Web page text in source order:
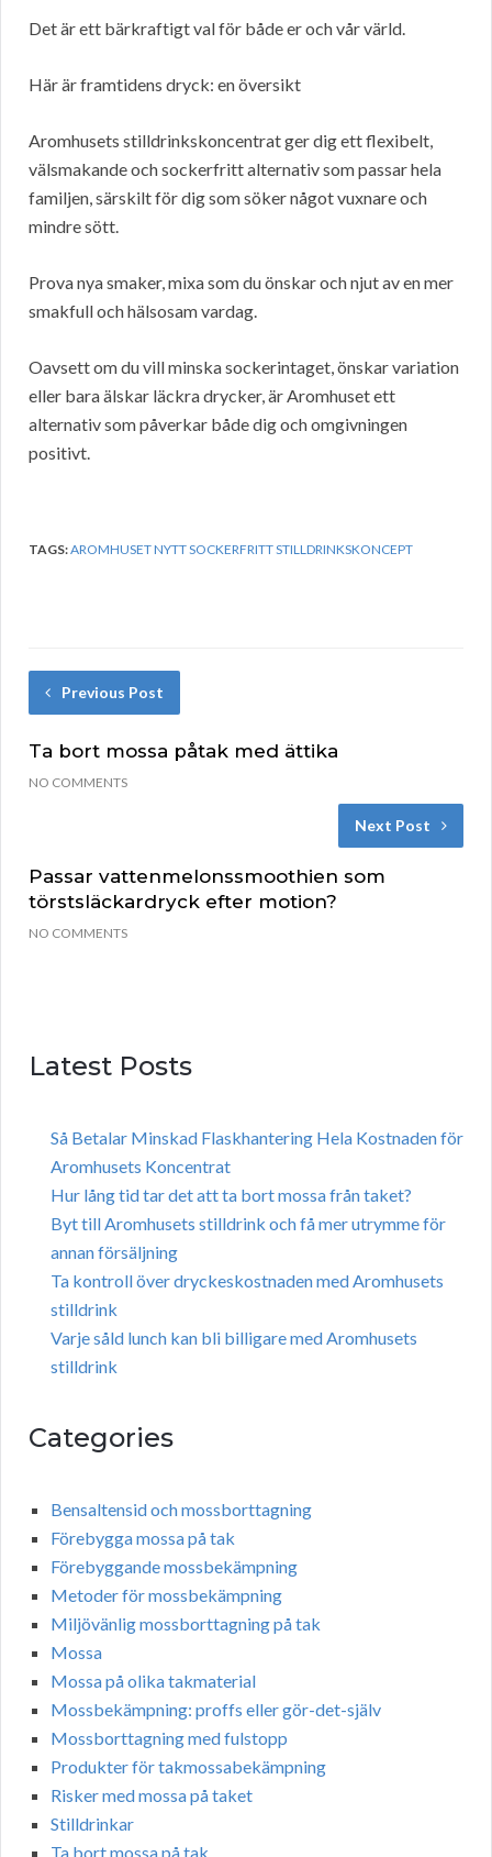
Det är ett bärkraftigt val för både er och vår värld.
Här är framtidens dryck: en översikt
Aromhusets stilldrinkskoncentrat ger dig ett flexibelt,
välsmakande och sockerfritt alternativ som passar hela
familjen, särskilt för dig som söker något vuxnare och
mindre sött.
Prova nya smaker, mixa som du önskar och njut av en mer
smakfull och hälsosam vardag.
Oavsett om du vill minska sockerintaget, önskar variation
eller bara älskar läckra drycker, är Aromhuset ett
alternativ som påverkar både dig och omgivningen
positivt.
TAGS:AROMHUSET NYTT SOCKERFRITT STILLDRINKSKONCEPT
Previous Post
Ta bort mossa påtak med ättika
NO COMMENTS
Next Post
Passar vattenmelonssmoothien som
törstsläckardryck efter motion?
NO COMMENTS
Latest Posts
Så Betalar Minskad Flaskhantering Hela Kostnaden för
Aromhusets Koncentrat
Hur lång tid tar det att ta bort mossa från taket?
Byt till Aromhusets stilldrink och få mer utrymme för
annan försäljning
Ta kontroll över dryckeskostnaden med Aromhusets
stilldrink
Varje såld lunch kan bli billigare med Aromhusets
stilldrink
Categories
Bensaltensid och mossborttagning
Förebygga mossa på tak
Förebyggande mossbekämpning
Metoder för mossbekämpning
Miljövänlig mossborttagning på tak
Mossa
Mossa på olika takmaterial
Mossbekämpning: proffs eller gör-det-själv
Mossborttagning med fulstopp
Produkter för takmossabekämpning
Risker med mossa på taket
Stilldrinkar
Ta bort mossa på tak